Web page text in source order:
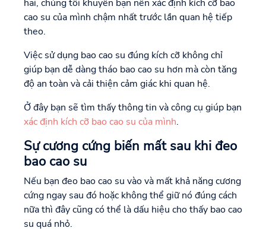
hai, chúng tôi khuyên bạn nên xác định kích cỡ bao
cao su của mình chậm nhất trước lần quan hệ tiếp
theo.
Việc sử dụng bao cao su đúng kích cỡ không chỉ
giúp bạn dễ dàng tháo bao cao su hơn mà còn tăng
độ an toàn và cải thiện cảm giác khi quan hệ.
Ở đây bạn sẽ tìm thấy thông tin và công cụ giúp bạn
xác định kích cỡ bao cao su của mình.
Sự cương cứng biến mất sau khi đeo
bao cao su
Nếu bạn đeo bao cao su vào và mất khả năng cương
cứng ngay sau đó hoặc không thể giữ nó đúng cách
nữa thì đây cũng có thể là dấu hiệu cho thấy bao cao
su quá nhỏ.